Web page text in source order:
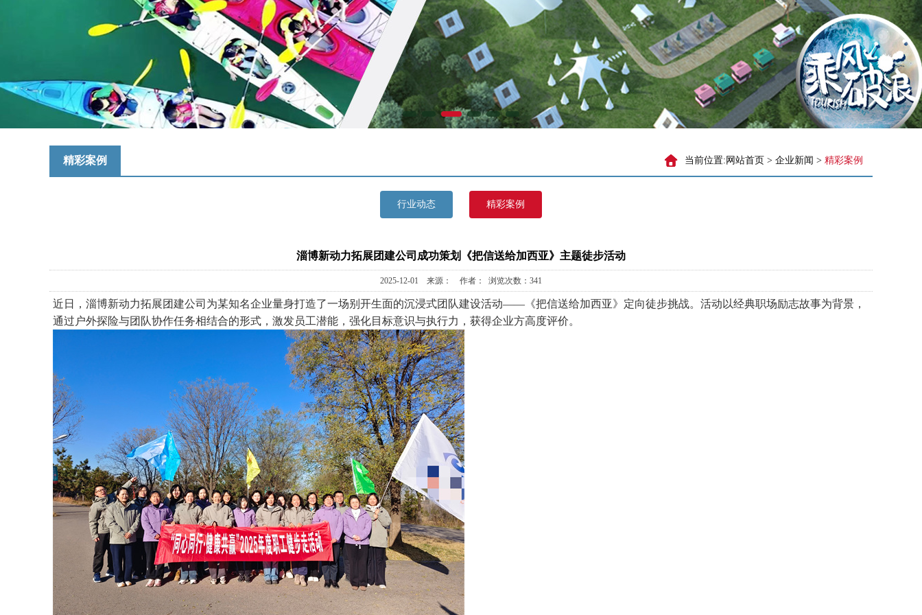
精彩案例 当前位置: 网站首页 > 企业新闻 > 精彩案例
行业动态 精彩案例
淄博新动力拓展团建公司成功策划《把信送给加西亚》主题徒步活动
2025-12-01 来源： 作者： 浏览次数：341
近日，淄博新动力拓展团建公司为某知名企业量身打造了一场别开生面的沉浸式团队建设活动——《把信送给加西亚》定向徒步挑战。活动以经典职场励志故事为背景，
通过户外探险与团队协作任务相结合的形式，激发员工潜能，强化目标意识与执行力，获得企业方高度评价。